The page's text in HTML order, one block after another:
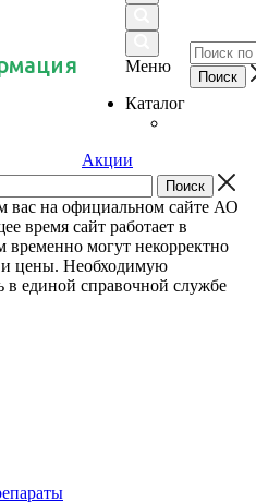
Меню
Каталог
Акции
вас на официальном сайте АО
время сайт работает в
временно могут некорректно
и цены. Необходимую
единой справочной службе